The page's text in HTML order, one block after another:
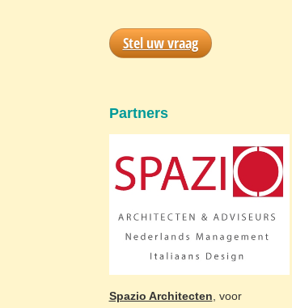
Stel uw vraag
Partners
Spazio Architecten, voor